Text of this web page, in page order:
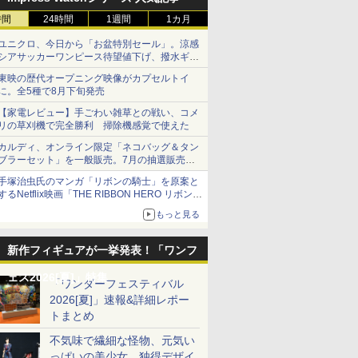
24時間 1週間 1カ月
ニクロ、今日から「お盆特別セール」。涼感
アサッカーワンピース待望値下げ、撥水ギア
ョーツは1990円に
映の歴代オープニング映像がカプセルトイ
。全5種で8月下旬発売
家電レビュー】手ごわい雑草との戦い、コメ
の草刈機で完全勝利 掃除機感覚で使えた
ルディ、オンライン限定「ネコバッグ＆タン
ラーセット」を一般販売。7月の抽選販売の
選無効分
塚治虫氏のマンガ「リボンの騎士」を原案と
るNetflix映画「THE RIBBON HERO リボンヒ
もっと見る
新作フィギュアが一挙発表！「ワンフ
ェス2026[夏]」特集「ワンダーフェスティバル
2026[夏]」速報&詳細レポー
トまとめ
不気味で繊細な怪物、元気い